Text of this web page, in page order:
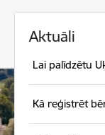
Aktuāli
Lai palīdzētu
Kā reģistrēt